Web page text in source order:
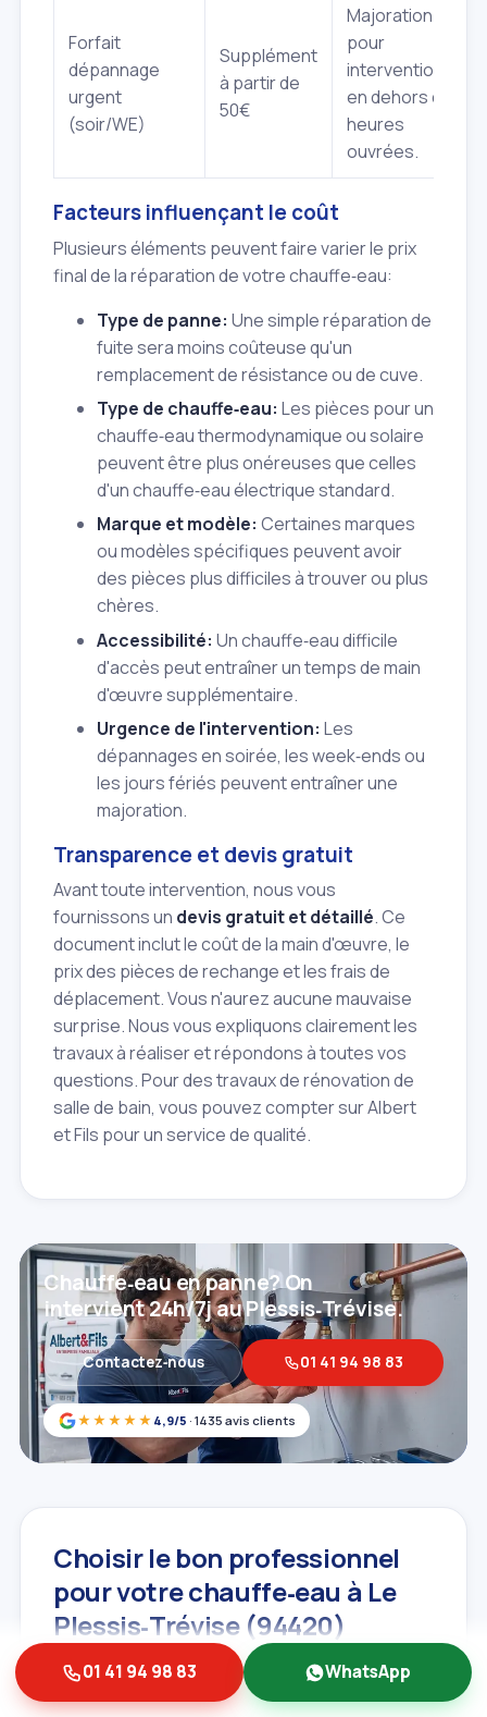
Forfait
dépannage
urgent
(soir/WE)
Supplément
à partir de
50€
Majoration
pour
intervention
en dehors des
heures
ouvrées.
Facteurs influençant le coût
Plusieurs éléments peuvent faire varier le prix
final de la réparation de votre chauffe‑eau:
Type de panne: Une simple réparation de
fuite sera moins coûteuse qu'un
remplacement de résistance ou de cuve.
Type de chauffe‑eau: Les pièces pour un
chauffe‑eau thermodynamique ou solaire
peuvent être plus onéreuses que celles
d'un chauffe‑eau électrique standard.
Marque et modèle: Certaines marques
ou modèles spécifiques peuvent avoir
des pièces plus difficiles à trouver ou plus
chères.
Accessibilité: Un chauffe‑eau difficile
d'accès peut entraîner un temps de main
d'œuvre supplémentaire.
Urgence de l'intervention: Les
dépannages en soirée, les week‑ends ou
les jours fériés peuvent entraîner une
majoration.
Transparence et devis gratuit
Avant toute intervention, nous vous
fournissons un devis gratuit et détaillé. Ce
document inclut le coût de la main d'œuvre, le
prix des pièces de rechange et les frais de
déplacement. Vous n'aurez aucune mauvaise
surprise. Nous vous expliquons clairement les
travaux à réaliser et répondons à toutes vos
questions. Pour des travaux de rénovation de
salle de bain, vous pouvez compter sur Albert
et Fils pour un service de qualité.
★★★★★ 4,9/5 · 1435 avis clients
Chauffe‑eau en panne? On
intervient 24h/7j au Plessis‑Trévise.
Contactez‑nous 01 41 94 98 83
Choisir le bon professionnel
pour votre chauffe‑eau à Le
Plessis‑Trévise (94420)
Face à une panne de chauffe‑eau, il est
primordial de faire appel à un professionnel
01 41 94 98 83 WhatsApp